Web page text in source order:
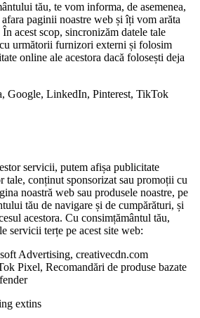
tău, te vom informa, de asemenea,
paginii noastre web și îți vom arăta
acest scop, sincronizăm datele tale
următorii furnizori externi și folosim
online ale acestora dacă folosești deja
Google, LinkedIn, Pinterest, TikTok
servicii, putem afișa publicitate
tale, conținut sponsorizat sau promoții cu
noastră web sau produsele noastre, pe
tău de navigare și de cumpărături, și
acestora. Cu consimțământul tău,
servicii terțe pe acest site web:
Advertising, creativecdn.com
Pixel, Recomandări de produse bazate
extins